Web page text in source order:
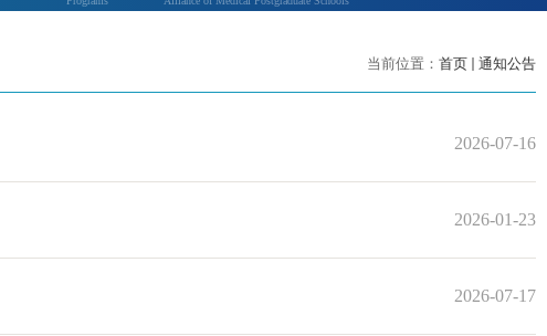
当前位置： 首页 通知公告
2026-07-16
2026-01-23
2026-07-17